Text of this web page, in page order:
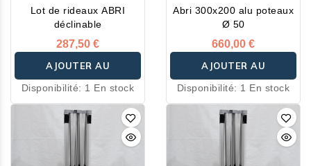
aluminium et fonte
d’aluminium
• Platine de pied en acier
galvanisé
Tente disponible en 5
couleurs : blanc, blanc
cassé, gris, bleu foncé,
vert, rouge et noir.
Lot de rideaux ABRI
déclinable
287,50 €
AJOUTER AU
PANIER
Disponibilité: 1 En stock
Abri 300x200 alu poteaux
Ø 50
660,00 €
AJOUTER AU
PANIER
Disponibilité: 1 En stock